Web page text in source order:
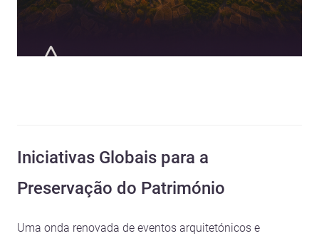
Iniciativas Globais para a
Preservação do Património
Uma onda renovada de eventos arquitetónicos e